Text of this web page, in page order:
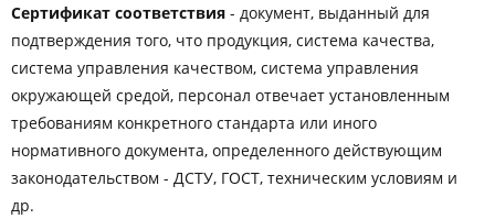
Сертификат соответствия - документ, выданный для
подтверждения того, что продукция, система качества,
система управления качеством, система управления
окружающей средой, персонал отвечает установленным
требованиям конкретного стандарта или иного
нормативного документа, определенного действующим
законодательством - ДСТУ, ГОСТ, техническим условиям и
др.